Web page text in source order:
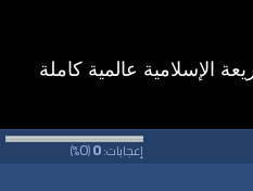
إعجابات:0
(
0
%)